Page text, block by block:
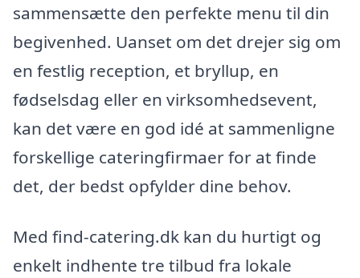
sammensætte den perfekte menu til din
begivenhed. Uanset om det drejer sig om
en festlig reception, et bryllup, en
fødselsdag eller en virksomhedsevent,
kan det være en god idé at sammenligne
forskellige cateringfirmaer for at finde
det, der bedst opfylder dine behov.
Med find-catering.dk kan du hurtigt og
enkelt indhente tre tilbud fra lokale